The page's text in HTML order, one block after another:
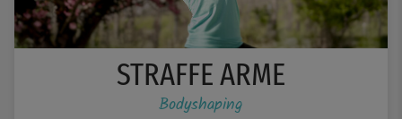
STRAFFE ARME
Bodyshaping